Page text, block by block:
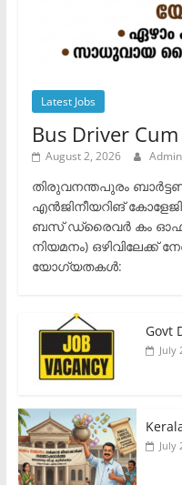
Latest Jobs
Bus Driver
August 2, 2026 Admin
തിരുവനന്തപുരം
എൻജിനീയറിങ്
ബസ് ഡ്രൈവർ കം
നിയമനം) ഒഴിവിലേക്ക്
യോഗ്യതകൾ:
Govt
July
July